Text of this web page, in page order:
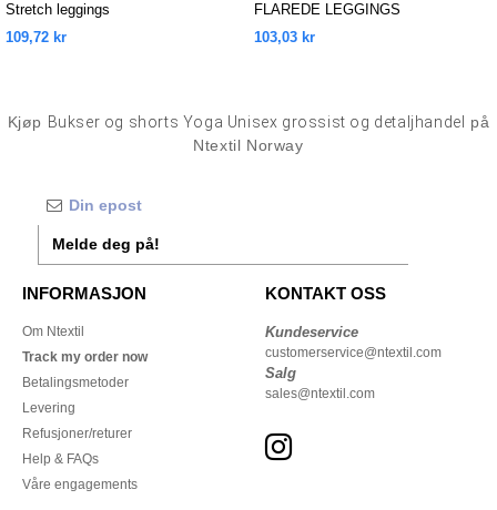
Stretch leggings
109,72 kr
FLAREDE LEGGINGS
103,03 kr
Kjøp Bukser og shorts Yoga Unisex grossist og detaljhandel
på
Ntextil Norway
Melde deg på!
INFORMASJON
Om Ntextil
Track my order now
Betalingsmetoder
Levering
Refusjoner/returer
Help & FAQs
Våre engagements
KONTAKT OSS
Kundeservice
customerservice@ntextil.com
Salg
sales@ntextil.com